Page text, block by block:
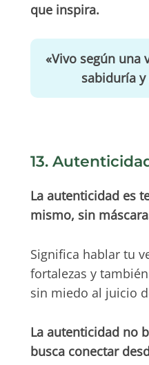
que inspira.
«Vivo según una
sabiduría
13.
La autenticidad es
mismo, sin
Significa hablar tu
fortalezas y
sin miedo al juicio
La autenticidad no
busca conectar